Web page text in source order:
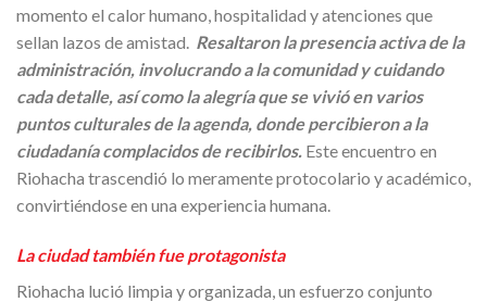
momento el calor humano, hospitalidad y atenciones que
sellan lazos de amistad. Resaltaron la presencia activa de la
administración, involucrando a la comunidad y cuidando
cada detalle, así como la alegría que se vivió en varios
puntos culturales de la agenda, donde percibieron a la
ciudadanía complacidos de recibirlos. Este encuentro en
Riohacha trascendió lo meramente protocolario y académico,
convirtiéndose en una experiencia humana.
La ciudad también fue protagonista
Riohacha lució limpia y organizada, un esfuerzo conjunto